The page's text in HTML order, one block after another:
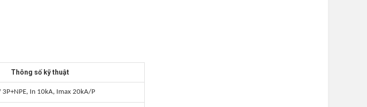
Thông số kỹ thuật
3P+NPE, In 10kA, Imax 20kA/P